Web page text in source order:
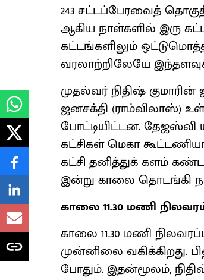
243 சட்டப்பேரவைத்
ஆகிய நாள்களில் இரு
கட்டங்களிலும்
வரலாற்றிலேயே
முதல்வர் நிதிஷ்
ஜனசக்தி (ராம்விலாஸ்)
போட்டியிட்டன.
கட்சிகள் மெகா
கட்சி தனித்துக் களம்
இன்று காலை தொடங்கி
காலை 11.30 மணி
காலை 11.30 மணி
முன்னிலை வகிக்கிறது.
போதும். இதன்மூலம்,